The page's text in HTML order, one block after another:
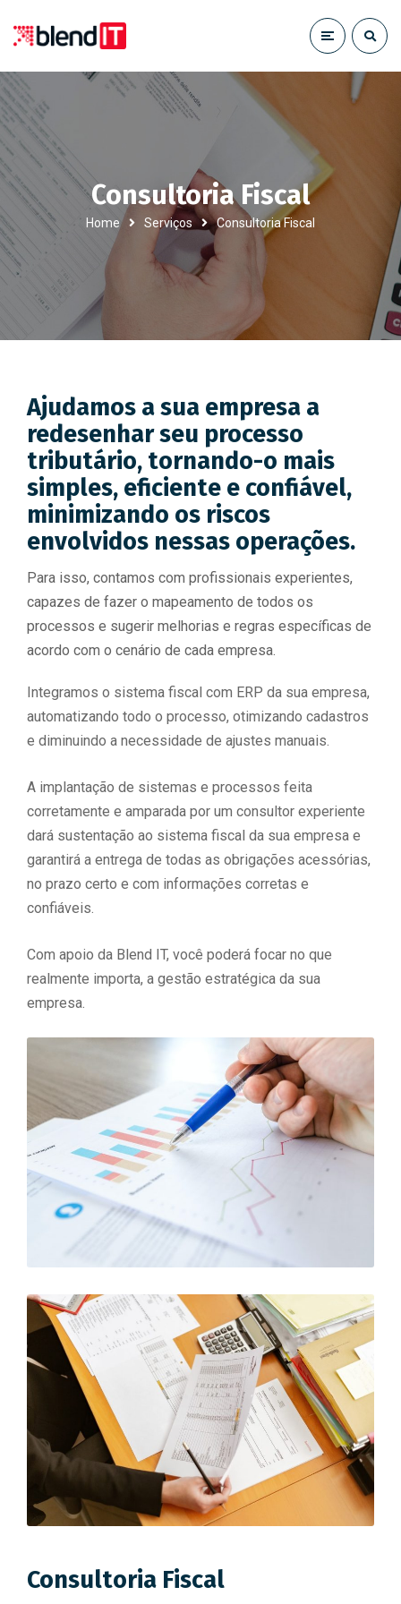
Consultoria Fiscal
Home Serviços Consultoria Fiscal
Ajudamos a sua empresa a
redesenhar seu processo
tributário, tornando-o mais
simples, eficiente e confiável,
minimizando os riscos
envolvidos nessas operações.
Para isso, contamos com profissionais experientes,
capazes de fazer o mapeamento de todos os
processos e sugerir melhorias e regras específicas de
acordo com o cenário de cada empresa.
Integramos o sistema fiscal com ERP da sua empresa,
automatizando todo o processo, otimizando cadastros
e diminuindo a necessidade de ajustes manuais.
A implantação de sistemas e processos feita
corretamente e amparada por um consultor experiente
dará sustentação ao sistema fiscal da sua empresa e
garantirá a entrega de todas as obrigações acessórias,
no prazo certo e com informações corretas e
confiáveis.
Com apoio da Blend IT, você poderá focar no que
realmente importa, a gestão estratégica da sua
empresa.
Consultoria Fiscal